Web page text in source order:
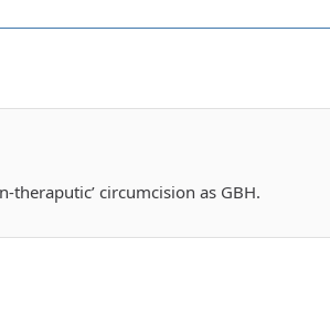
theraputic’ circumcision as GBH.